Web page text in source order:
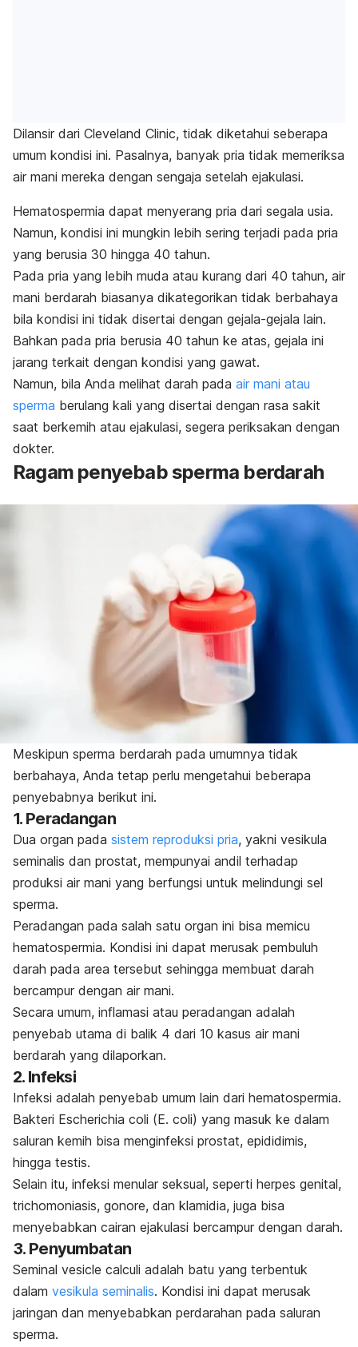
Dilansir dari Cleveland Clinic, tidak diketahui seberapa
umum kondisi ini. Pasalnya, banyak pria tidak memeriksa
air mani mereka dengan sengaja setelah ejakulasi.
Hematospermia dapat menyerang pria dari segala usia.
Namun, kondisi ini mungkin lebih sering terjadi pada pria
yang berusia 30 hingga 40 tahun.
Pada pria yang lebih muda atau kurang dari 40 tahun, air
mani berdarah biasanya dikategorikan tidak berbahaya
bila kondisi ini tidak disertai dengan gejala-gejala lain.
Bahkan pada pria berusia 40 tahun ke atas, gejala ini
jarang terkait dengan kondisi yang gawat.
Namun, bila Anda melihat darah pada air mani atau
sperma berulang kali yang disertai dengan rasa sakit
saat berkemih atau ejakulasi, segera periksakan dengan
dokter.
Ragam penyebab sperma berdarah
Meskipun sperma berdarah pada umumnya tidak
berbahaya, Anda tetap perlu mengetahui beberapa
penyebabnya berikut ini.
1. Peradangan
Dua organ pada sistem reproduksi pria, yakni vesikula
seminalis dan prostat, mempunyai andil terhadap
produksi air mani yang berfungsi untuk melindungi sel
sperma.
Peradangan pada salah satu organ ini bisa memicu
hematospermia. Kondisi ini dapat merusak pembuluh
darah pada area tersebut sehingga membuat darah
bercampur dengan air mani.
Secara umum, inflamasi atau peradangan adalah
penyebab utama di balik 4 dari 10 kasus air mani
berdarah yang dilaporkan.
2. Infeksi
Infeksi adalah penyebab umum lain dari hematospermia.
Bakteri Escherichia coli (E. coli) yang masuk ke dalam
saluran kemih bisa menginfeksi prostat, epididimis,
hingga testis.
Selain itu, infeksi menular seksual, seperti herpes genital,
trichomoniasis, gonore, dan klamidia, juga bisa
menyebabkan cairan ejakulasi bercampur dengan darah.
3. Penyumbatan
Seminal vesicle calculi adalah batu yang terbentuk
dalam vesikula seminalis. Kondisi ini dapat merusak
jaringan dan menyebabkan perdarahan pada saluran
sperma.